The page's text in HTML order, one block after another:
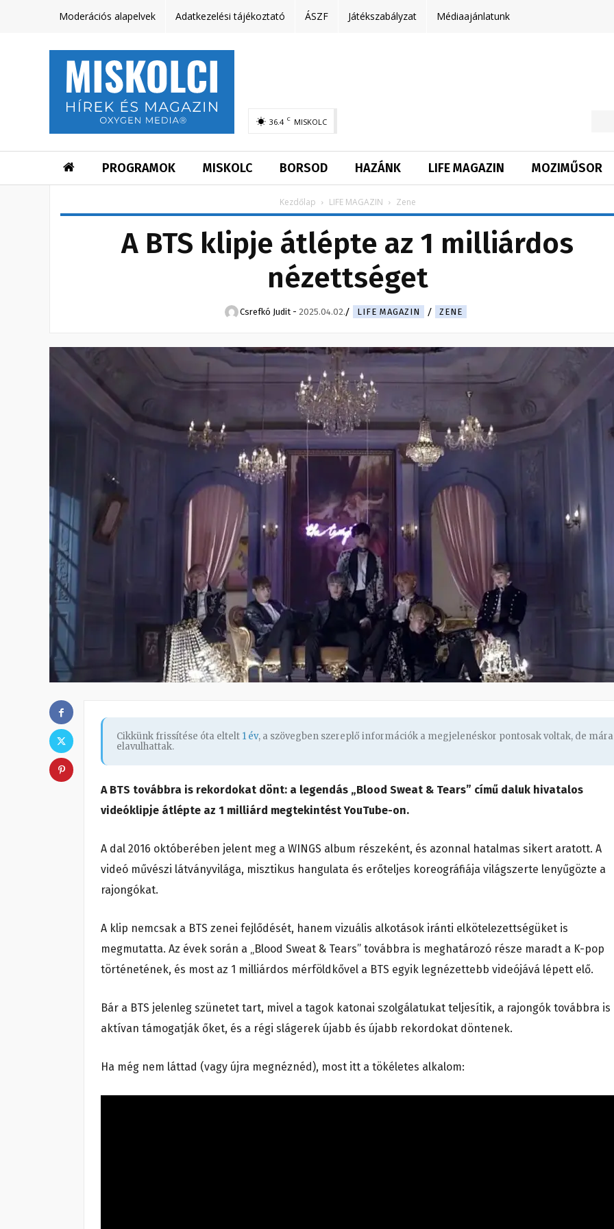
Moderációs alapelvek Adatkezelési tájékoztató ÁSZF Játékszabályzat Médiaajánlatunk
36.4 C MISKOLC
PROGRAMOK MISKOLC BORSOD HAZÁNK LIFE MAGAZIN MOZIMŰSOR
Kezdőlap LIFE MAGAZIN Zene
A BTS klipje átlépte az 1 milliárdos
nézettséget
Csrefkó Judit - 2025.04.02. LIFE MAGAZIN ZENE
Cikkünk frissítése óta eltelt 1 év, a szövegben szereplő információk a megjelenéskor pontosak voltak, de mára
elavulhattak.
A BTS továbbra is rekordokat dönt: a legendás „Blood Sweat & Tears” című daluk hivatalos
videóklipje átlépte az 1 milliárd megtekintést YouTube-on.
A dal 2016 októberében jelent meg a WINGS album részeként, és azonnal hatalmas sikert aratott. A
videó művészi látványvilága, misztikus hangulata és erőteljes koreográfiája világszerte lenyűgözte a
rajongókat.
A klip nemcsak a BTS zenei fejlődését, hanem vizuális alkotások iránti elkötelezettségüket is
megmutatta. Az évek során a „Blood Sweat & Tears” továbbra is meghatározó része maradt a K-pop
történetének, és most az 1 milliárdos mérföldkővel a BTS egyik legnézettebb videójává lépett elő.
Bár a BTS jelenleg szünetet tart, mivel a tagok katonai szolgálatukat teljesítik, a rajongók továbbra is
aktívan támogatják őket, és a régi slágerek újabb és újabb rekordokat döntenek.
Ha még nem láttad (vagy újra megnéznéd), most itt a tökéletes alkalom: